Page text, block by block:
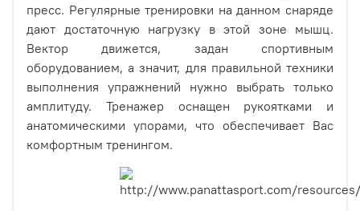
пресс. Регулярные тренировки на данном снаряде
дают достаточную нагрузку в этой зоне мышц.
Вектор движется, задан спортивным
оборудованием, а значит, для правильной техники
выполнения упражнений нужно выбрать только
амплитуду. Тренажер оснащен рукоятками и
анатомическими упорами, что обеспечивает Вас
комфортным тренингом.